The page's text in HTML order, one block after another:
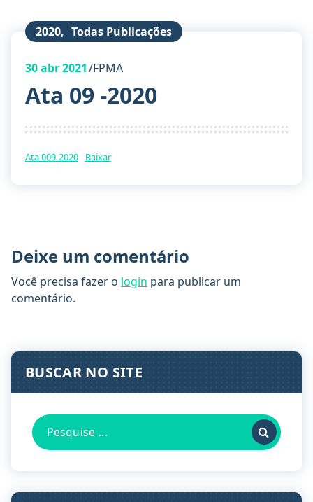
2020, Todas Publicações
30abr 2021 FPMA
Ata 09 -2020
Ata 009-2020 Baixar
Deixe um comentário
Você precisa fazer o login para publicar um
comentário.
BUSCAR NO SITE
Pesquisa
por: